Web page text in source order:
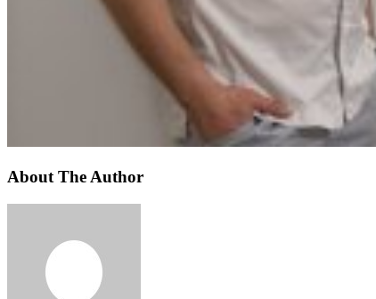
About The Author